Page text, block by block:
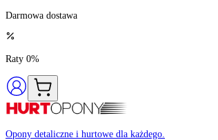
Darmowa dostawa
Raty 0%